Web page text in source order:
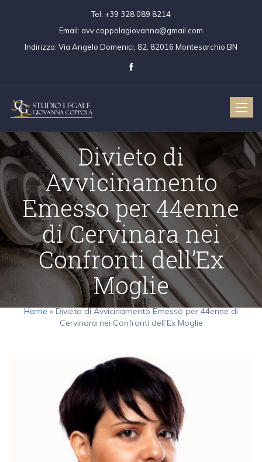
Tel: +39 328 089 8214
Email: avv.coppolagiovanna@gmail.com
Indirizzo: Via Angelo Domenici, 82, 82016 Montesarchio BN
Toggle
Divieto di
Avvicinamento
Emesso per 44enne
di Cervinara nei
Confronti dell’Ex
Moglie
Home»Divieto di Avvicinamento Emesso per 44enne di
Cervinara nei Confronti dell’Ex Moglie